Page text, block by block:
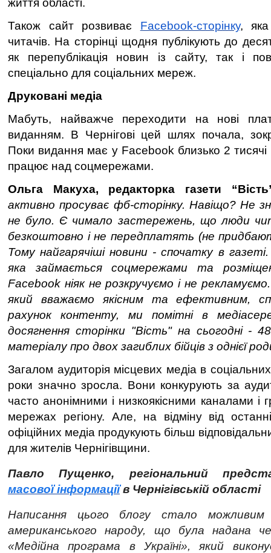
життя області.
Також сайт розвиває Facebook-сторінку, яка
читачів. На сторінці щодня публікують до
як перепублікація новин із сайту, так і
спеціально для соціальних мереж.
Друковані медіа
Мабуть, найважче переходити на нові
виданням. В Чернігові цей шлях почала,
Поки видання має у Facebook близько 2 тисячі
працює над соцмережами.
Ольга Макуха, редакторка газети
активно просуває фб-сторінку. Навіщо? Не
не було. Є чимало застережень, що люди
безкоштовно і не передплатять (не
Тому найгарячіші новини - спочатку в
яка займається соцмережами та
Facebook ніяк не розкручуємо і не
який вважаємо якісним та ефективним,
рахунок контенту, ми помітні в
досягнення сторінки "Вість" на сьогодні -
матеріалу про двох загиблих бійців з однієї
Загалом аудиторія місцевих медіа в
роки значно зросла. Вони конкурують за
часто анонімними і низкоякісними каналами і
мережах регіону. Але, на відміну від
офіційних медіа продукують більш
для жителів Чернігівщини.
Павло Пущенко, регіональний
масової інформаціїв Чернігівській області
Написання цього блогу стало можливим
американського народу, що була надана
«Медійна програма в Україні», який